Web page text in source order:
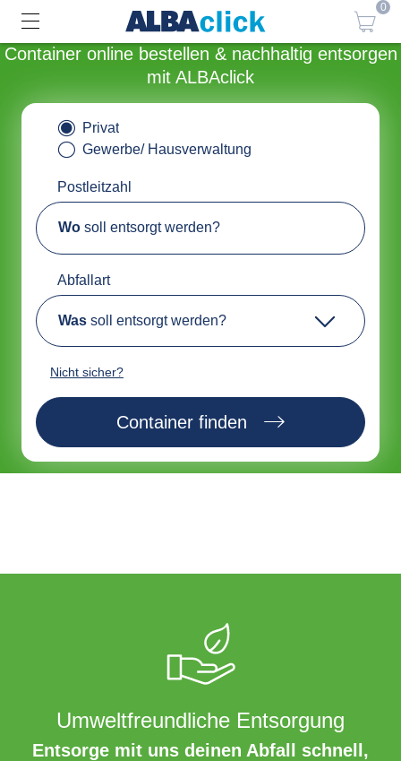
0
Container online bestellen & nachhaltig entsorgen
mit ALBAclick
Privat
Gewerbe/ Hausverwaltung
Postleitzahl
Wo soll entsorgt werden?
Abfallart
Was soll entsorgt werden?
Nicht sicher?
Container finden
Umweltfreundliche Entsorgung
Entsorge mit uns deinen Abfall schnell,